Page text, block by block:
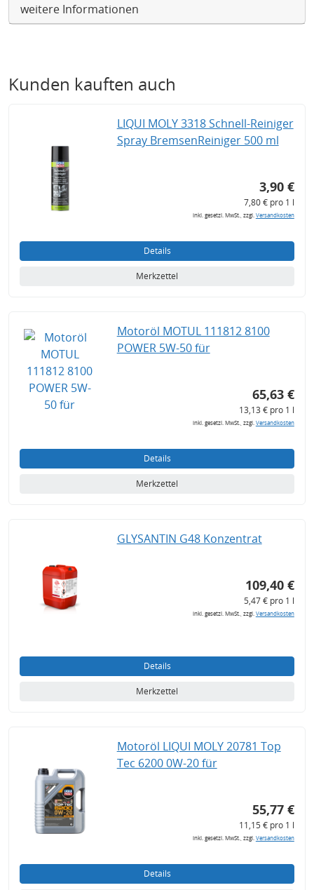
weitere Informationen
Kunden kauften auch
LIQUI MOLY 3318 Schnell-Reiniger
Spray BremsenReiniger 500 ml
3,90 €
7,80 € pro 1 l
inkl. gesetzl. MwSt., zzgl.Versandkosten
Details
Merkzettel
Motoröl MOTUL 111812 8100
POWER 5W-50 für
65,63 €
13,13 € pro 1 l
inkl. gesetzl. MwSt., zzgl.Versandkosten
Details
Merkzettel
GLYSANTIN G48 Konzentrat
109,40 €
5,47 € pro 1 l
inkl. gesetzl. MwSt., zzgl.Versandkosten
Details
Merkzettel
Motoröl LIQUI MOLY 20781 Top
Tec 6200 0W-20 für
55,77 €
11,15 € pro 1 l
inkl. gesetzl. MwSt., zzgl.Versandkosten
Details